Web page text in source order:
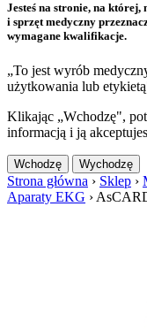
Jesteś na stronie, na
i sprzęt medyczny
wymagane kwalifikacje.
„To jest wyrób
użytkowania lub
Klikając „Wchodzę",
informacją i ją
Wchodzę Wychodzę
Strona główna › Sklep ›
Aparaty EKG ›